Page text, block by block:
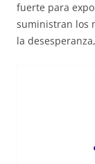
fuerte para
suministran los
la